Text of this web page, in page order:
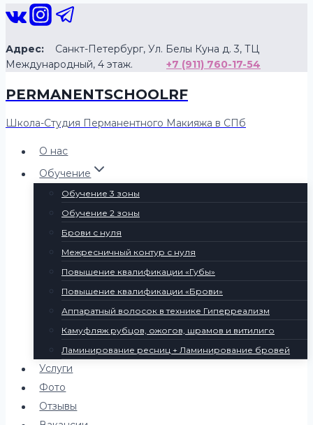
Перейти
содержанию
Адрес: Санкт-Петербург, Ул. Белы Куна д. 3, ТЦ
Международный, 4 этаж. +7 (911) 760-17-54
PERMANENTSCHOOLRF
Школа-Студия Перманентного Макияжа в СПб
О нас
Обучение
Обучение 3 зоны
Обучение 2 зоны
Брови с нуля
Межресничный контур с нуля
Повышение квалификации «Губы»
Повышение квалификации «Брови»
Аппаратный волосок в технике Гиперреализм
Камуфляж рубцов, ожогов, шрамов и витилиго
Ламинирование ресниц + Ламинирование бровей
Услуги
Фото
Отзывы